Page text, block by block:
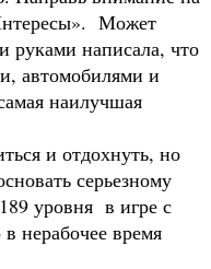
Может
руками написала, что
автомобилями и
наилучшая
и отдохнуть, но
серьезному
уровня в игре с
нерабочее время